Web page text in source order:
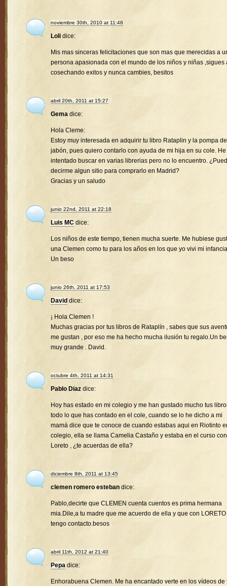
noviembre 30th, 2010 at 11:48
Loli dice:
Mis mas sinceras felicitaciones que son mas que merecidas a
persona apasionada con el mundo de los niños y niñas ,sigues
cosechando exitos y nunca cambies, besitos
abril 20th, 2011 at 15:27
Gema dice:
Hola Cleme:
Estoy muy interesada en adquirir tu libro Rataplin y la pompa de
jabón, pues quiero contarlo con ayuda de mi hija en su cole. He
intentado buscar en varias librerias pero no lo encuentro.
decirme algun sitio para comprarlo en Madrid?
Gracias y un saludo
junio 22nd, 2011 at 22:18
Luis MC dice:
Los niños de este tiempo, tienen mucha suerte. Me hubiese
una Clemen como tu para los años en los que yo vivi mi
Un beso
junio 26th, 2011 at 17:53
David dice:
¡ Hola Clemen !
Muchas gracias por tus libros de Rataplín , sabes que sus
me gustan , por eso me ha hecho mucha ilusión tu regalo.Un
muy grande . David.
octubre 4th, 2011 at 14:31
Pablo Diaz dice:
Hoy has estado en mi colegio y me han gustado mucho tus
todo lo que has contado en el cole, cuando se lo he dicho a mi
mamá dice que te conoce de cuando estabas aqui en Riotinto
colegio, ella se llama Camelia Castaño y estaba en el curso con
Loreto , ¿te acuerdas de ella?
diciembre 8th, 2011 at 13:45
clemen romero esteban dice:
Pablo,decirte que CLEMEN cuenta cuentos es prima hermana
mia.Dile,a tu madre que me acuerdo de ella y que con LORETO
tengo contacto.besos
abril 11th, 2012 at 21:40
Pepa dice:
Enhorabuena Clemen. Me ha encantado verte en los vídeos de